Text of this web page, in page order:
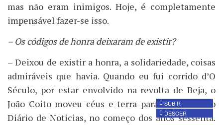
mas não eram inimigos. Hoje, é completamente
impensável fazer-se isso.
– Os códigos de honra deixaram de existir?
– Deixou de existir a honra, a solidariedade, coisas
admiráveis que havia. Quando eu fui corrido d’O
Século, por estar envolvido na revolta de Beja, o
João Coito moveu céus e terra para eu entrar no
Diário de Noticias, no começo dos anos sessenta.
SUBIR
DESCER